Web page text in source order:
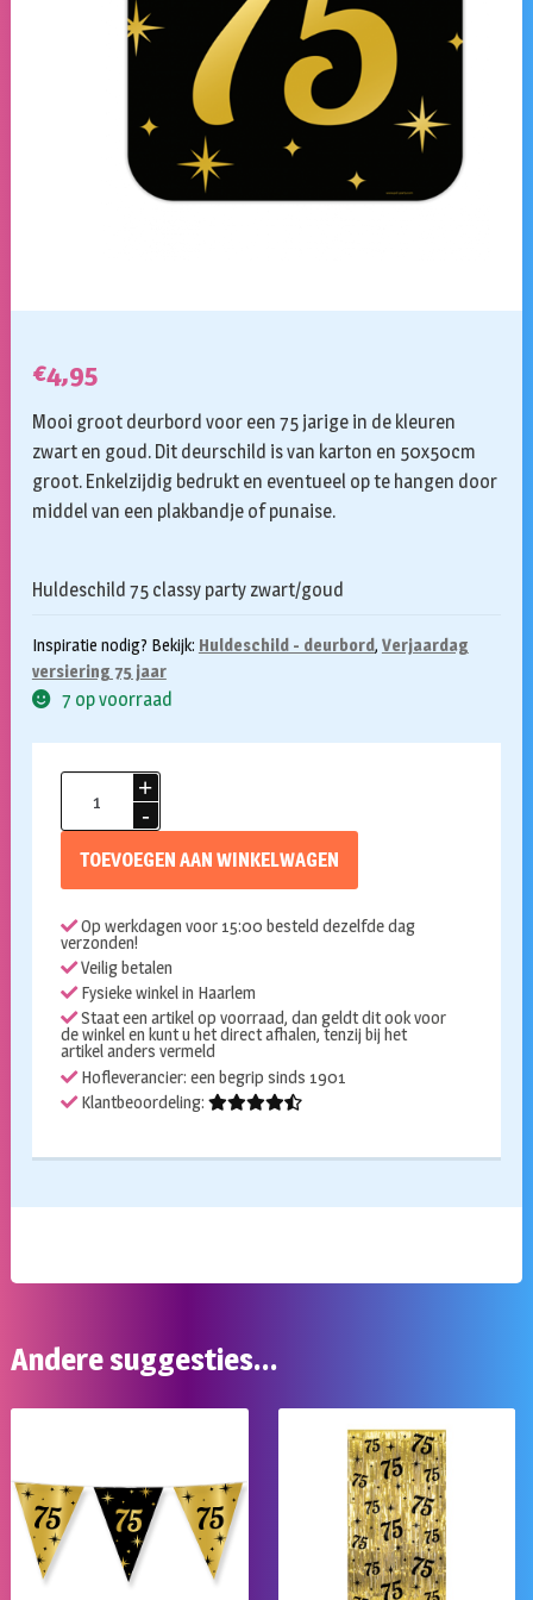
€4,95
Mooi groot deurbord voor een 75 jarige in de kleuren
zwart en goud. Dit deurschild is van karton en 50x50cm
groot. Enkelzijdig bedrukt en eventueel op te hangen door
middel van een plakbandje of punaise.
Huldeschild 75 classy party zwart/goud
Inspiratie nodig? Bekijk: Huldeschild - deurbord, Verjaardag
versiering 75 jaar
7 op voorraad
Party
TOEVOEGEN AAN WINKELWAGEN
Op werkdagen voor 15:00 besteld dezelfde dag
verzonden!
Veilig betalen
Fysieke winkel in Haarlem
Staat een artikel op voorraad, dan geldt dit ook voor
de winkel en kunt u het direct afhalen, tenzij bij het
artikel anders vermeld
Hofleverancier: een begrip sinds 1901
Klantbeoordeling:
Andere suggesties…